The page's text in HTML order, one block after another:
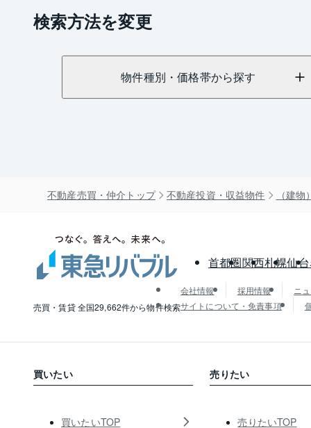
検索方法を変更
物件種別・価格帯から探す
不動産売買・仲介トップ 不動産投資・収益物件 （建
売買・賃貸 全国29,662件から物件検索
首都圏関西札幌仙台
会社情報 採用情報
ニ
サイトについて・免責事項
買いたい
買いたいTOP
売りたい
売りたいTOP